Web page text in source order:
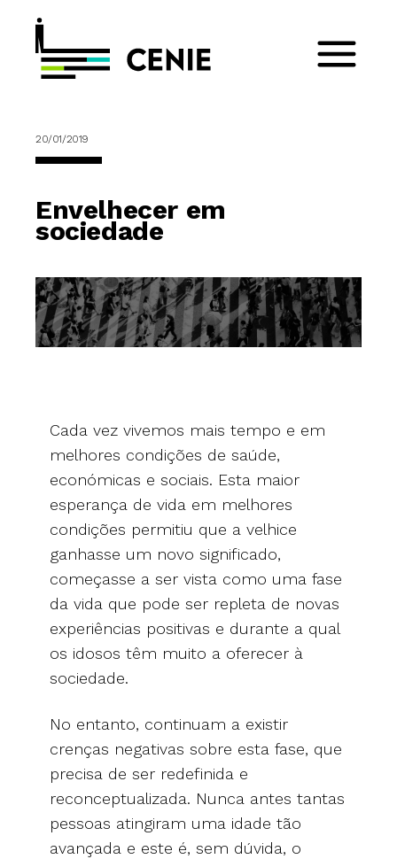
20/01/2019
Envelhecer em
sociedade
Cada vez vivemos mais tempo e em
melhores condições de saúde,
económicas e sociais. Esta maior
esperança de vida em melhores
condições permitiu que a velhice
ganhasse um novo significado,
começasse a ser vista como uma fase
da vida que pode ser repleta de novas
experiências positivas e durante a qual
os idosos têm muito a oferecer à
sociedade.
No entanto, continuam a existir
crenças negativas sobre esta fase, que
precisa de ser redefinida e
reconceptualizada. Nunca antes tantas
pessoas atingiram uma idade tão
avançada e este é, sem dúvida, o